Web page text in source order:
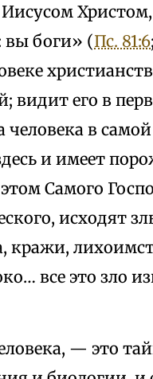
вы боги» (Пс. 81:6;
видит его в
в
и имеет
Самого
исходят
все это зло
— это